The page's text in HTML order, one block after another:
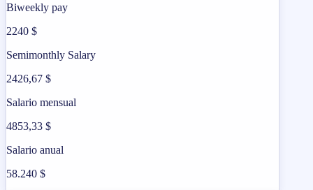
Biweekly pay
2240 $
Semimonthly Salary
2426,67 $
Salario mensual
4853,33 $
Salario anual
58.240 $